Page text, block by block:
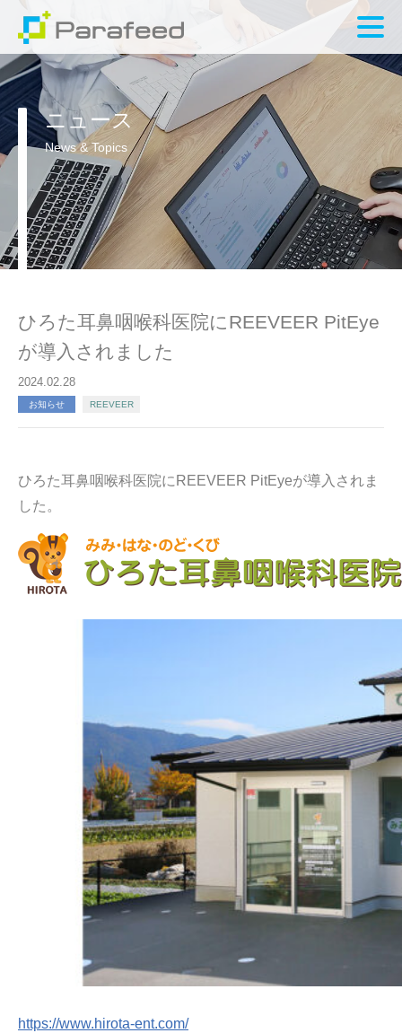
ニュース
News & Topics
ひろた耳鼻咽喉科医院にREEVEER PitEye
が導入されました
2024.02.28
お知らせ REEVEER
ひろた耳鼻咽喉科医院にREEVEER PitEyeが導入されま
した。
https://www.hirota-ent.com/